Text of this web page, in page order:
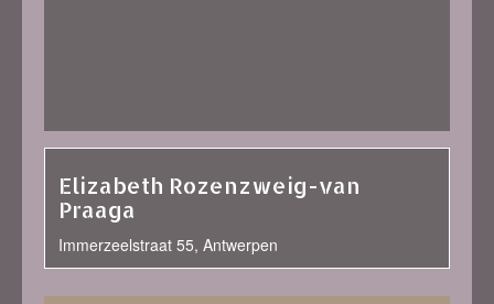
Elizabeth Rozenzweig-van
Praaga
Immerzeelstraat 55, Antwerpen